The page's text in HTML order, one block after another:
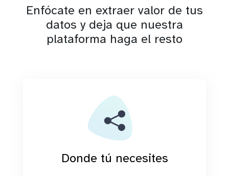
Enfócate en extraer valor de tus
datos y deja que nuestra
plataforma haga el resto
Donde tú necesites